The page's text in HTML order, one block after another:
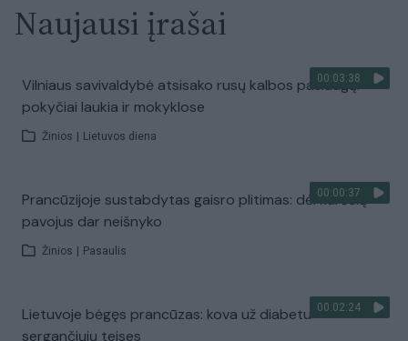
Naujausi įrašai
00:03:38
Vilniaus savivaldybė atsisako rusų kalbos paslaugų:
pokyčiai laukia ir mokyklose
Žinios Lietuvos diena
00:00:37
Prancūzijoje sustabdytas gaisro plitimas: dėl karščių
pavojus dar neišnyko
Žinios Pasaulis
00:02:24
Lietuvoje bėgęs prancūzas: kova už diabetu
sergančiųjų teises